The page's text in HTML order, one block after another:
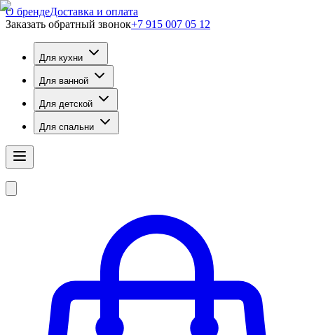
О брендеДоставка и оплата
Заказать обратный звонок+7 915 007 05 12
Для кухни
Для ванной
Для детской
Для спальни